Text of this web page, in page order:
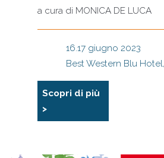
a cura di MONICA DE LUCA
16.17 giugno 2023
Best Western Blu
Scopri di più
>